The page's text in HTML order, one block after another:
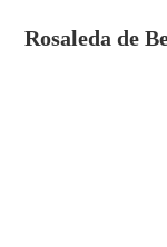
Rosaleda de